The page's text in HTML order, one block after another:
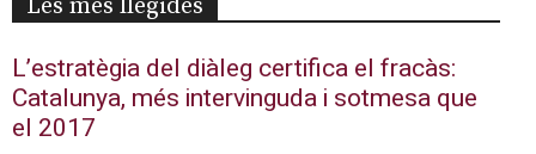
Les més llegides
L’estratègia del diàleg certifica el fracàs:
Catalunya, més intervinguda i sotmesa que
el 2017